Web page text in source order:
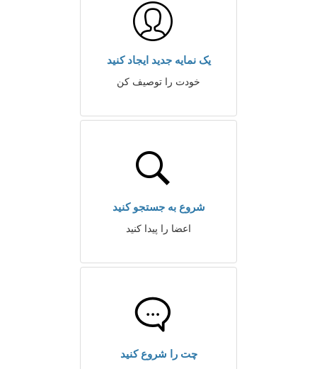
یک نمایه جدید ایجاد کنید
خودت را توصیف کن
شروع به جستجو کنید
اعضا را پیدا کنید
چت را شروع کنید